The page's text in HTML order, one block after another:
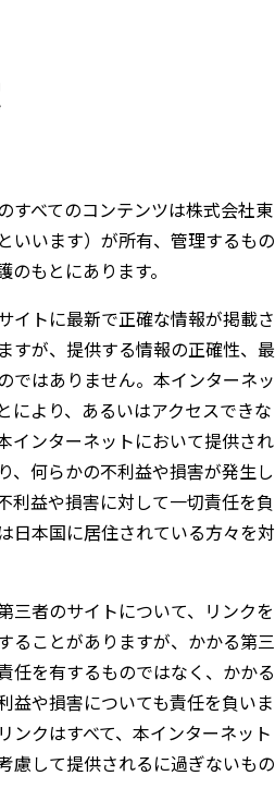
すべてのコンテンツは株式会社東
いいます）が所有、管理するもの
もとにあります。
イトに最新で正確な情報が掲載さ
すが、提供する情報の正確性、最
ではありません。本インターネッ
により、あるいはアクセスできな
インターネットにおいて提供され
、何らかの不利益や損害が発生し
利益や損害に対して一切責任を負
日本国に居住されている方々を対
三者のサイトについて、リンクを
ることがありますが、かかる第三
任を有するものではなく、かかる
益や損害についても責任を負いま
ンクはすべて、本インターネット
慮して提供されるに過ぎないもの